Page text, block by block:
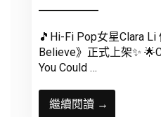
🎵Hi-Fi Pop女星Clara
Believe》正式上架✨
You Could …
繼續閱讀 →